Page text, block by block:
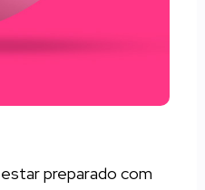
preparado com